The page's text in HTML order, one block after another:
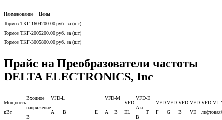
Наименование
Цены
Тормоз ТКГ-1604200.00 руб. за (шт)
Тормоз ТКГ-2005200.00 руб. за (шт)
Тормоз ТКГ-3005800.00 руб. за (шт)
Прайс на Преобразователи частоты
DELTA ELECTRONICS, Inc
Мощность
кВт
Входное
напряжение
В
VFD-L
VFD-M
VFD-
EL
VFD-E
VFD-
F
VFD-
G
VFD-
B
VFD-
VE
VFD-VL
лифтовая
A B E A B
A и
B
Т